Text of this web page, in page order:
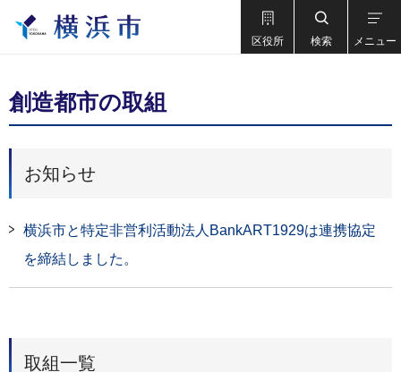
区役所 検索 メニュー
創造都市の取組
お知らせ
横浜市と特定非営利活動法人BankART1929は連携協定
を締結しました。
取組一覧